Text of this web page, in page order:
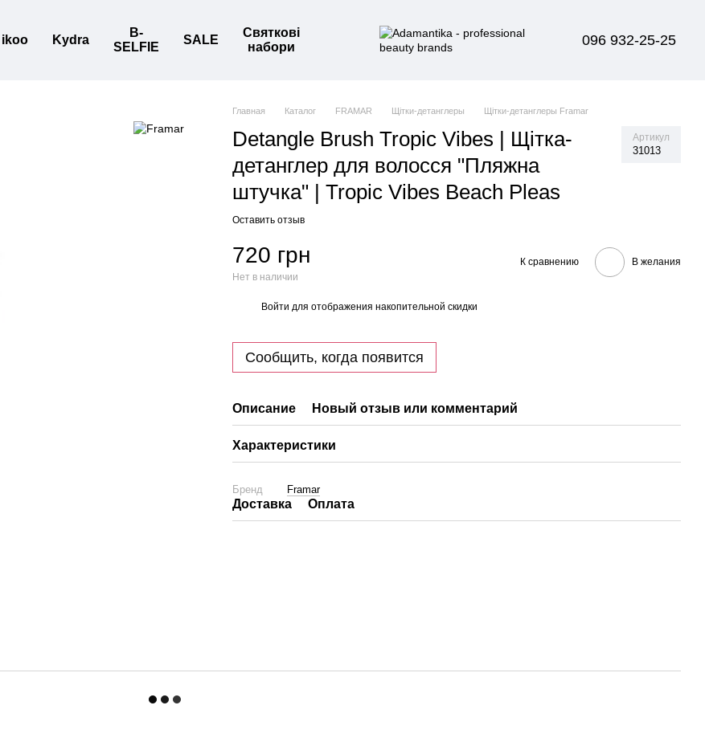
ikoo Kydra
B-
SELFIE
SALE
Святкові
набори
096 932-25-25
Главная Каталог FRAMAR Щітки-детанглеры Щітки-детанглеры Framar
Detangle Brush Tropic Vibes | Щітка-
детанглер для волосся "Пляжна
штучка" | Tropic Vibes Beach Pleas
Артикул
31013
Оставить отзыв
720 грн
Нет в наличии
К сравнению В желания
Войти для отображения накопительной скидки
Сообщить, когда появится
Описание Новый отзыв или комментарий
Характеристики
Бренд Framar
Доставка Оплата